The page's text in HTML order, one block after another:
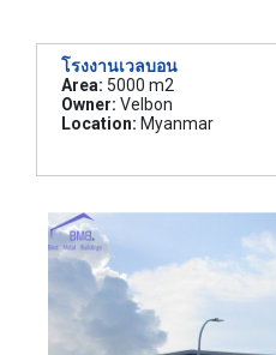
โรงงานเวลบอน
Area: 5000 m2
Owner: Velbon
Location: Myanmar